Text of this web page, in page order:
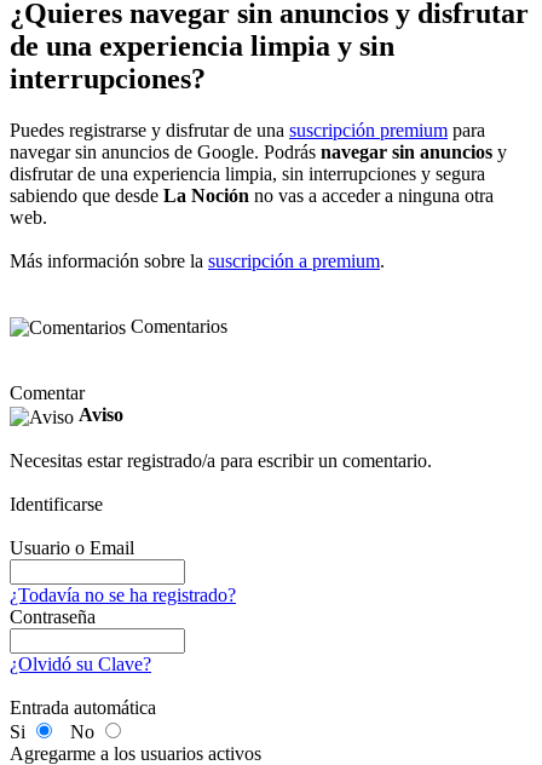
¿Quieres navegar sin anuncios y disfrutar
de una experiencia limpia y sin
interrupciones?
Puedes registrarse y disfrutar de una suscripción premium para
navegar sin anuncios de Google. Podrás navegar sin anuncios y
disfrutar de una experiencia limpia, sin interrupciones y segura
sabiendo que desde La Noción no vas a acceder a ninguna otra
web.
Más información sobre la suscripción a premium.
Comentarios
Comentar
Aviso
Necesitas estar registrado/a para escribir un comentario.
Identificarse
Usuario o Email
¿Todavía no se ha registrado?
Contraseña
¿Olvidó su Clave?
Entrada automática
Si
No
Agregarme a los usuarios activos